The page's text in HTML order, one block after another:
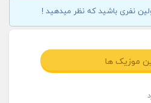
نفری باشید که نظر میدهید !
موزیک ها